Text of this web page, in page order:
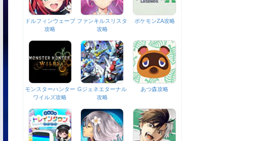
ドルフィンウェーブ
攻略
ファンキルスリスタ
攻略
ポケモンZA攻略
モンスターハンター
ワイルズ攻略
Gジェネエターナル
攻略
あつ森攻略